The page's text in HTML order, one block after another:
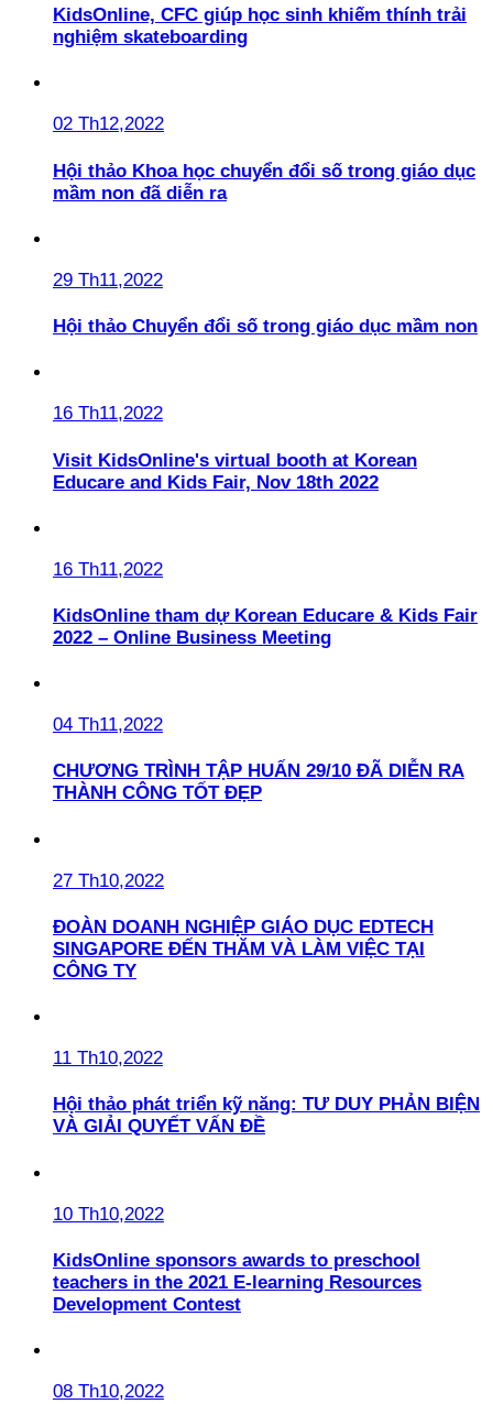
KidsOnline, CFC giúp học sinh khiếm thính trải
nghiệm skateboarding
02 Th12,2022
Hội thảo Khoa học chuyển đổi số trong giáo dục
mầm non đã diễn ra
29 Th11,2022
Hội thảo Chuyển đổi số trong giáo dục mầm non
16 Th11,2022
Visit KidsOnline's virtual booth at Korean
Educare and Kids Fair, Nov 18th 2022
16 Th11,2022
KidsOnline tham dự Korean Educare & Kids Fair
2022 – Online Business Meeting
04 Th11,2022
CHƯƠNG TRÌNH TẬP HUẤN 29/10 ĐÃ DIỄN RA
THÀNH CÔNG TỐT ĐẸP
27 Th10,2022
ĐOÀN DOANH NGHIỆP GIÁO DỤC EDTECH
SINGAPORE ĐẾN THĂM VÀ LÀM VIỆC TẠI
CÔNG TY
11 Th10,2022
Hội thảo phát triển kỹ năng: TƯ DUY PHẢN BIỆN
VÀ GIẢI QUYẾT VẤN ĐỀ
10 Th10,2022
KidsOnline sponsors awards to preschool
teachers in the 2021 E-learning Resources
Development Contest
08 Th10,2022